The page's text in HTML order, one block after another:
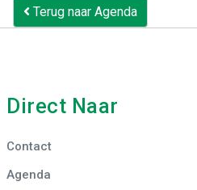
Terug naar Agenda
Direct Naar
Contact
Agenda